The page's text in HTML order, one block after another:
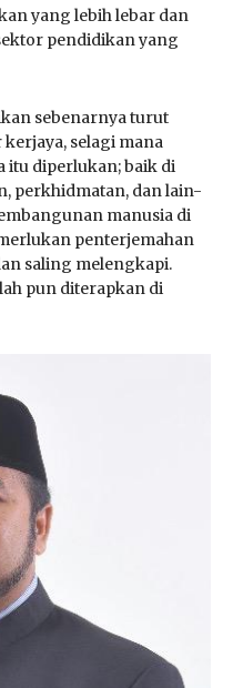
yang lebih lebar dan
pendidikan yang
sebenarnya turut
selagi mana
itu diperlukan; baik di
perkhidmatan, dan lain-
manusia di
penterjemahan
saling melengkapi.
pun diterapkan di